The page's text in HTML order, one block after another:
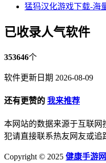
猛犸汉化游戏下载-海
已收录人气软件
353646个
软件更新日期 2026-08-09
还有更赞的 我来推荐
本网站的数据来源于互联网
犯请直接联系热友网友或追
Copyright © 2025 健康手游网